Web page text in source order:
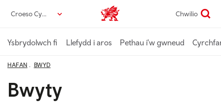
gynnwys
Croeso Cymru Croeso Cymru home Chwilio
Ysbrydolwch fi Llefydd i aros Pethau i'w gwneud
HAFAN BWYD
Bwyty